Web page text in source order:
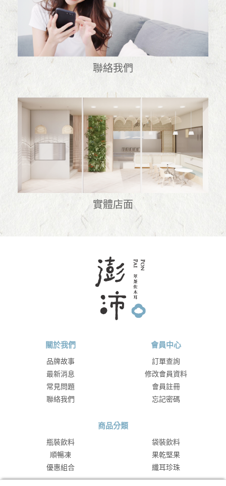
聯絡我們
實體店面
關於我們
品牌故事
最新消息
常見問題
聯絡我們
會員中心
訂單查詢
修改會員資料
會員註冊
忘記密碼
商品分類
瓶裝飲料
袋裝飲料
順暢凍
果乾堅果
優惠組合
纖耳珍珠